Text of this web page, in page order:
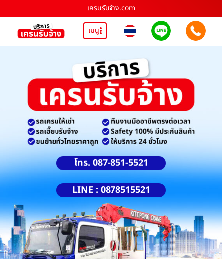
เครนรับจ้าง.com
เมนู
โทร. 087-851-5521
LINE : 0878515521